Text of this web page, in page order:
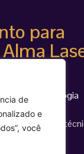
de
e
você
para
de alta tecnologia
avaliação